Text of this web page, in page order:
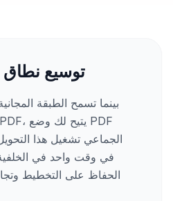
توسيع نطاق
بينما تسمح الطبقة
الجماعي تشغيل هذا
في وقت واحد في
الحفاظ على التخطيط